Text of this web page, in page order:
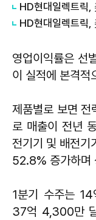
HD현대일렉트릭
HD현대일렉트릭,
영업이익률은 선
이 실적에 본격적
제품별로 보면 전
로 매출이 전년
전기기 및 배전
52.8% 증가하며
1분기 수주는
37억 4,300만